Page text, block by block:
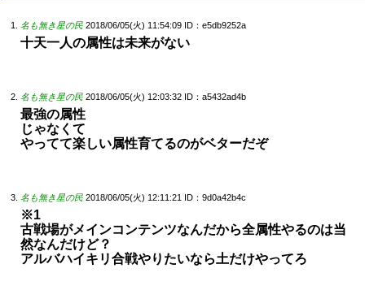
名も無き星の民 2018/06/05(火) 11:54:09 ID：e5db9252a
十天一人の属性は未来がない
名も無き星の民 2018/06/05(火) 12:03:32 ID：a5432ad4b
最強の属性
じゃなくて
やってて楽しい属性育てるのがベターだぞ
名も無き星の民 2018/06/05(火) 12:11:21 ID：9d0a42b4c
※1
古戦場がメインコンテンツなんだから全属性やるのは当
然なんだけど？
アルバハイキリ合戦やりたいなら土だけやってろ